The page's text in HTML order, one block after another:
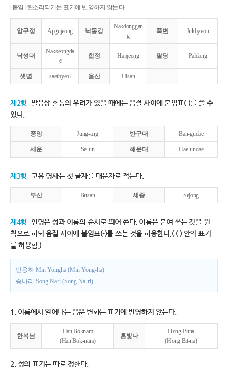
[붙임] 된소리되기는 표기에 반영하지 않는다.
압구정 Apgujeong 낙동강
Nakdonggan
g
죽변 Jukbyeon
낙성대
Nakseongda
e
합정 Hapjeong 팔당 Paldang
샛별 saetbyeol 울산 Ulsan
제2항 발음상 혼동의 우려가 있을 때에는 음절 사이에 붙임표(-)를 쓸 수
있다.
중앙 Jung-ang 반구대 Ban-gudae
세운 Se-un 해운대 Hae-undae
제3항 고유 명사는 첫 글자를 대문자로 적는다.
부산 Busan 세종 Sejong
제4항 인명은 성과 이름의 순서로 띄어 쓴다. 이름은 붙여 쓰는 것을 원
칙으로 하되 음절 사이에 붙임표(-)를 쓰는 것을 허용한다.( ( ) 안의 표기
를 허용함.)
민용하 Min Yongha (Min Yong-ha)
송나리 Song Nari (Song Na-ri)
1. 이름에서 일어나는 음운 변화는 표기에 반영하지 않는다.
한복남
Han Boknam
(Han Bok-nam)
홍빛나
Hong Bitna
(Hong Bit-na)
2. 성의 표기는 따로 정한다.